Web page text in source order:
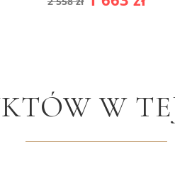
podstawowa
W